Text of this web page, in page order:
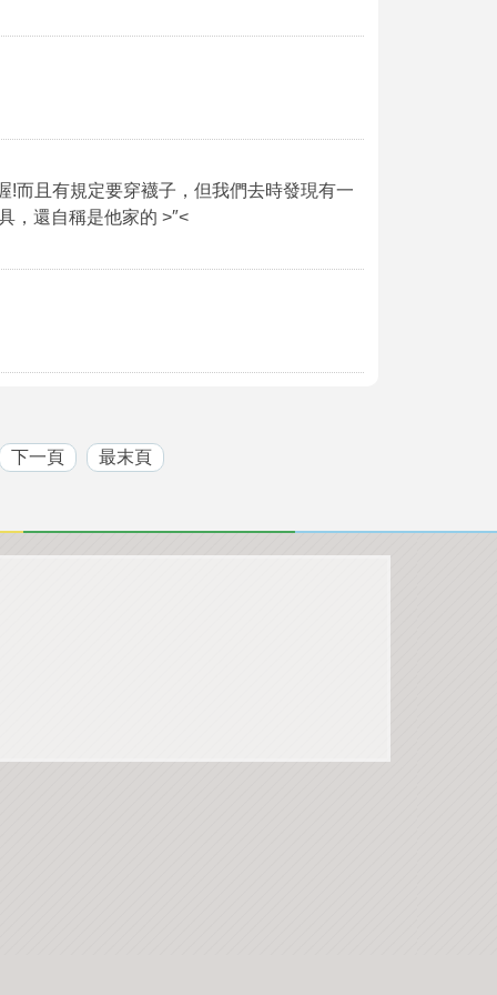
而且有規定要穿襪子，但我們去時發現有一
，還自稱是他家的 >″<
下一頁 最末頁